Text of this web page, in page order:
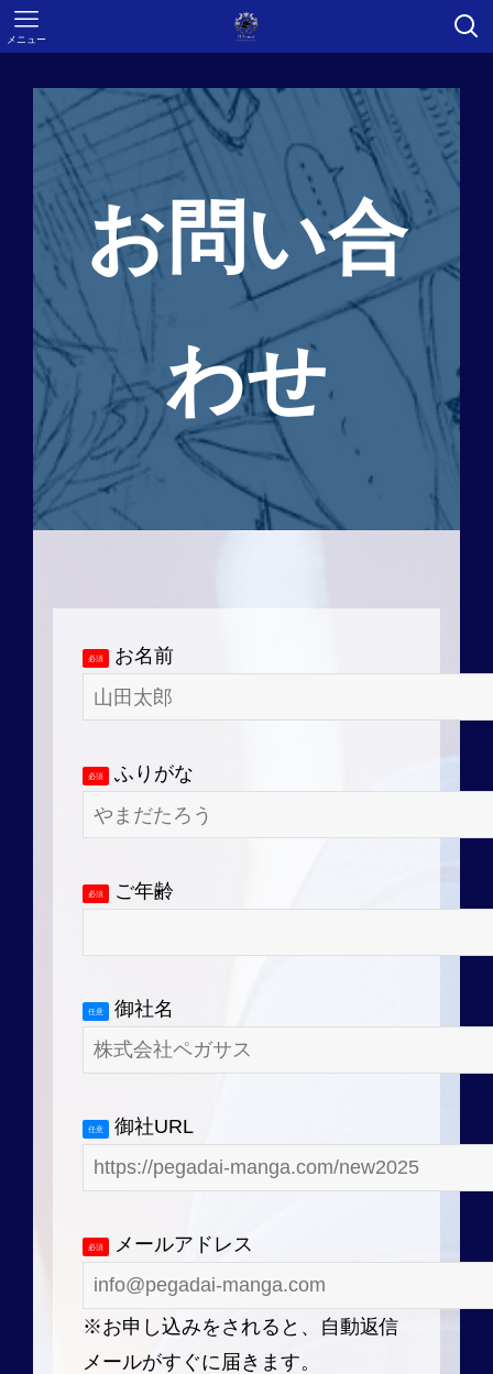
メニュー
お問い合
わせ
必須 お名前
必須 ふりがな
必須 ご年齢
任意 御社名
任意 御社URL
必須 メールアドレス
※お申し込みをされると、自動返信
メールがすぐに届きます。